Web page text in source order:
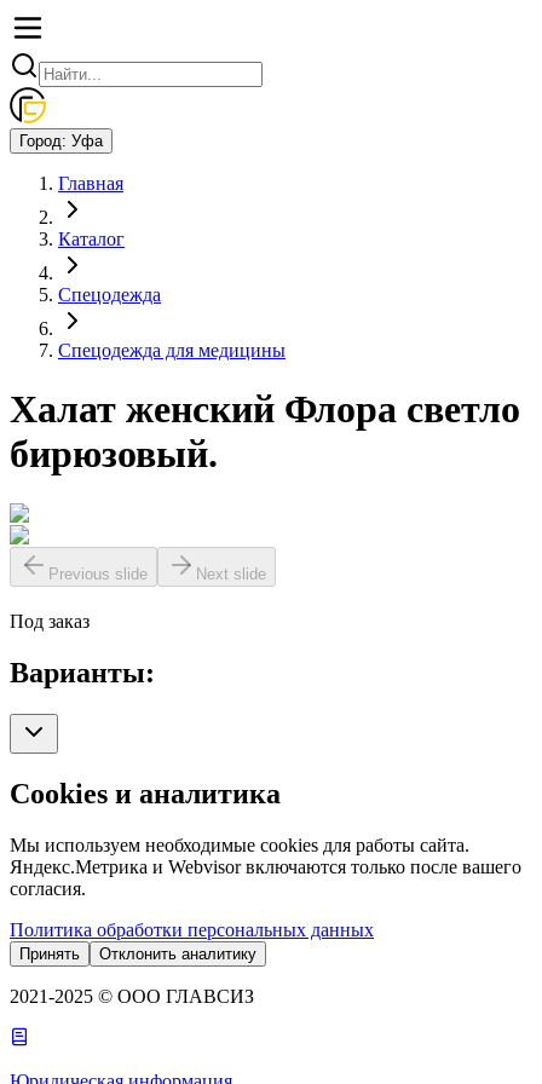
Город: Уфа
Главная
Каталог
Спецодежда
Спецодежда для медицины
Халат женский Флора светло
бирюзовый.
Previous slide Next slide
Под заказ
Варианты:
Cookies и аналитика
Мы используем необходимые cookies для работы сайта.
Яндекс.Метрика и Webvisor включаются только после вашего
согласия.
Политика обработки персональных данных
Принять Отклонить аналитику
2021-2025 © ООО ГЛАВСИЗ